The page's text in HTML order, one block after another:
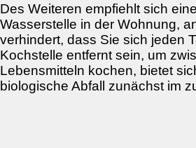
Des Weiteren empfiehlt sich
Wasserstelle in der Wohnung,
verhindert, dass Sie sich jeden
Kochstelle entfernt sein, um
Lebensmitteln kochen, bietet
biologische Abfall zunächst im